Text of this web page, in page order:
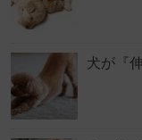
犬が『